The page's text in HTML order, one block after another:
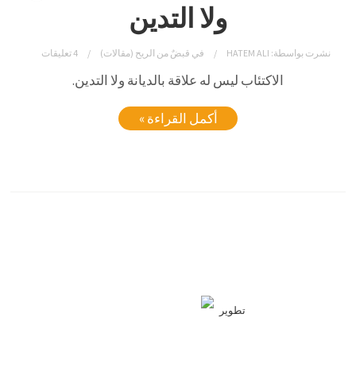
ولا التدين
نشرت بواسطة: HATEM ALI في قبضٌ من الريح (مقالات) 4 تعليقات
الاكتئاب ليس له علاقة بالديانة ولا التدين.
أكمل القراءة »
تطوير